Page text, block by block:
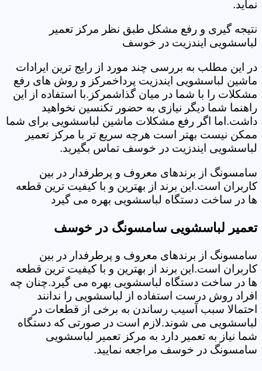
نماید.
نتیجه گیری و رفع مشکل طبق نظر مرکز تعمیر
لباسشویی ایندزیت در خوسف
در این مطلب به بررسی چند مورد از رایج ترین ایرادات
ماشین لباسشویی ایندزیت پرداخمرکز و روش های رفع
مشکلات را با شما در میان گذاشمرکز.با استفاده از این
راهنما شما دیگر نیازی به حضور تکنسین نخواهید
داشت.اما اگر رفع مشکلات ماشین لباسشویی برای شما
ممکن نیست بهتر است هرچه سریع تر با مرکز تعمیر
لباسشویی ایندزیت در خوسف تماس بگیرید.
سامسونگ از برندهای معروف و پرطرفدار در بین
کاربران است.این برند از بهترین و با کیفیت ترین قطعه
ها در ساخت دستگاه لباسشویی بهره می گیرد
تعمیر لباسشویی سامسونگ در خوسف
سامسونگ از برندهای معروف و پرطرفدار در بین
کاربران است.این برند از بهترین و با کیفیت ترین قطعه
ها در ساخت دستگاه لباسشویی بهره می گیرد.چنان چه
افراد روش درست استفاده از لباسشویی را ندانند
احتمالا سبب آسیب رساندن به برخی از قطعات در
لباسشویی می شوند.لازم است در صورتی که دستگاه
شما نیاز به تعمیر دارد به مرکز تعمیر لباسشویی
سامسونگ در خوسف مراجعه نمایید.